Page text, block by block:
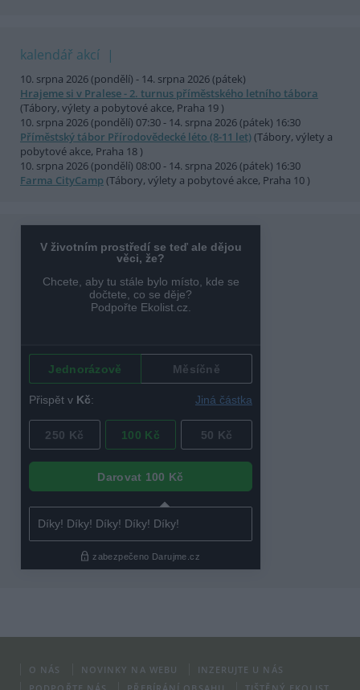
kalendář akcí
10. srpna 2026 (pondělí) - 14. srpna 2026 (pátek)
Hrajeme si v Pralese - 2. turnus příměstského letního tábora
(Tábory, výlety a pobytové akce, Praha 19 )
10. srpna 2026 (pondělí) 07:30 - 14. srpna 2026 (pátek) 16:30
Příměstský tábor Přírodovědecké léto (8-11 let)(Tábory, výlety a
pobytové akce, Praha 18 )
10. srpna 2026 (pondělí) 08:00 - 14. srpna 2026 (pátek) 16:30
Farma CityCamp (Tábory, výlety a pobytové akce, Praha 10 )
O NÁS NOVINKY NA WEBU
INZERUJTE U NÁS